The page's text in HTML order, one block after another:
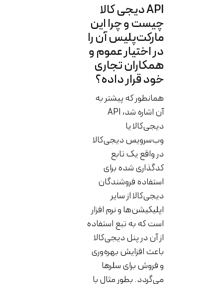
API دیجی کالا
چیست و چرا این
مارکت‌پلیس آن را
در اختیار عموم و
همکاران تجاری
خود قرار داده؟
همانطور که پیشتر به
آن اشاره شد، API
دیجی‌کالا یا
وب‌سرویس دیجی‌کالا
در واقع یک تابع
کدگذاری شده برای
استفاده فروشندگان
دیجی‌کالا از سایر
اپلیکیشن‌ها و نرم افزار
است که به تبع استفاده
از آن در پنل دیجی‌کالا
باعث افزایش بهره‌وری
و فروش برای سلرها
می‌گردد. بطور مثال با